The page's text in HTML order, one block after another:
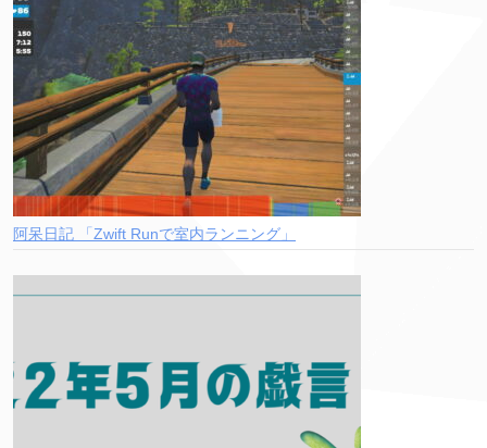
阿呆日記 「Zwift Runで室内ランニング」